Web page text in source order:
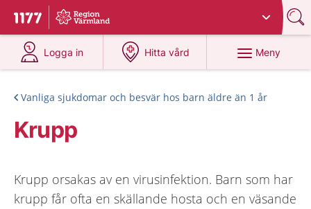
Till startsidan för 1177
Du har valt region
Logga in
på 1177.se
Hitta vård
på 1177.se
Meny
Vanliga sjukdomar och besvär hos barn äldre än 1 år
Krupp
Krupp orsakas av en virusinfektion. Barn som har
krupp får ofta en skällande hosta och en väsande